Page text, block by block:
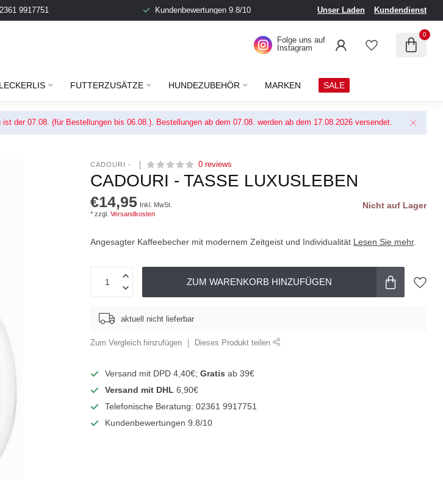
9917751 Kundenbewertungen 9.8/10 Unser Laden Kundendienst
Folge uns auf
Instagram
0
FUTTERZUSÄTZE HUNDEZUBEHÖR MARKEN SALE
der 07.08. (für Bestellungen bis 06.08.). Bestellungen ab dem 07.08. werden ab dem 17.08.2026 versendet.
CADOURI - 0 reviews
CADOURI - TASSE LUXUSLEBEN
€14,95 Inkl. MwSt.
* zzgl.Versandkosten
Nicht auf Lager
Angesagter Kaffeebecher mit modernem Zeitgeist und Individualität Lesen Sie mehr.
ZUM WARENKORB HINZUFÜGEN
aktuell nicht lieferbar
Zum Vergleich hinzufügen Dieses Produkt teilen
Versand mit DPD 4,40€;Gratisab 39€
Versand mit DHL 6,90€
Telefonische Beratung: 02361 9917751
Kundenbewertungen 9.8/10